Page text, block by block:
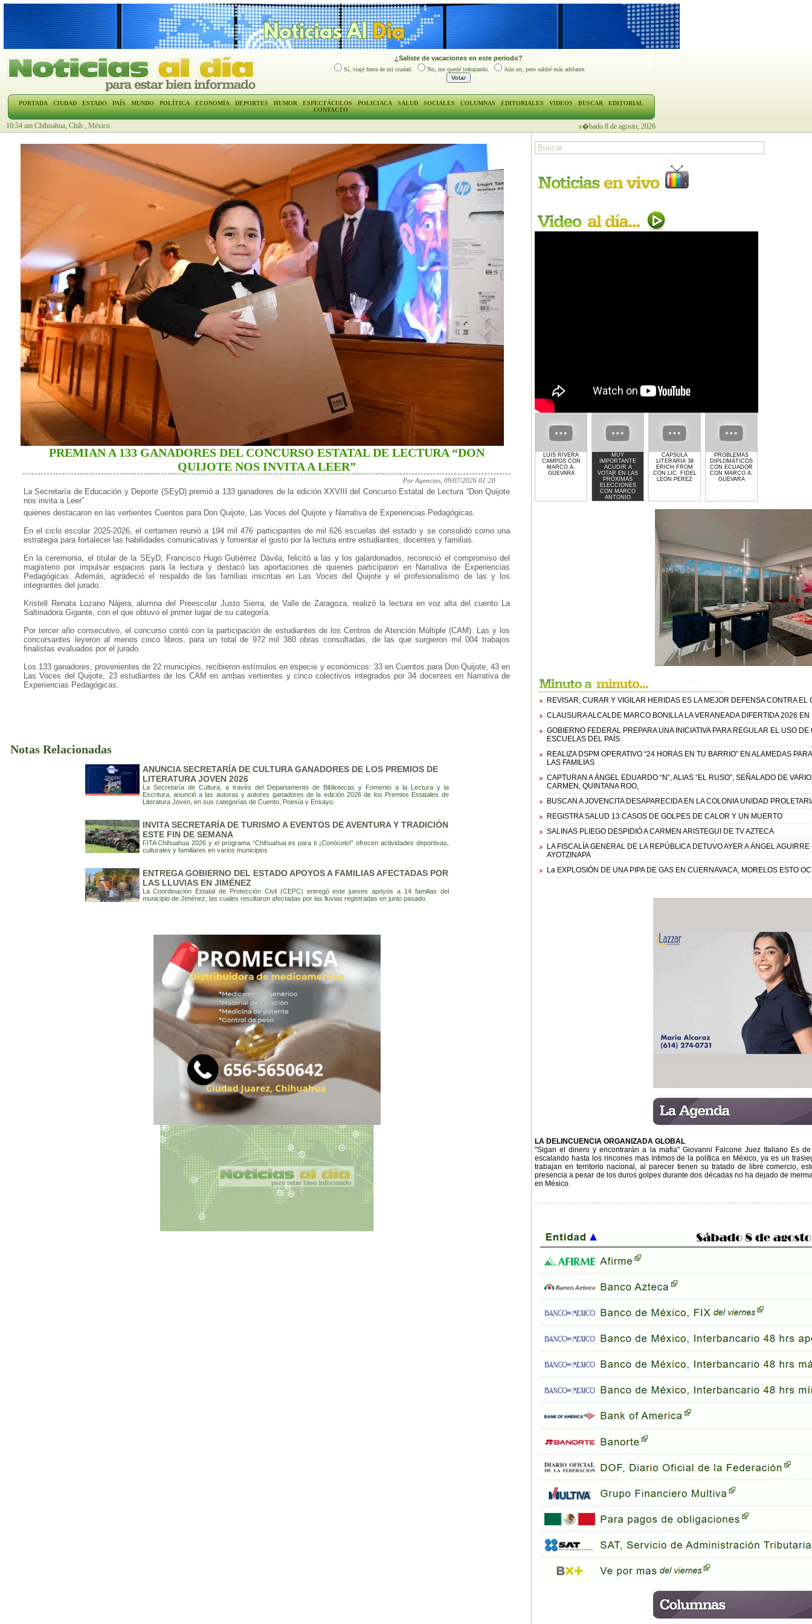
¿Saliste de vacaciones en este periodo?
Sí, viajé fuera de mi ciudad. No, me quedé trabajando. Aún no, pero saldré más adelante.
PORTADA CIUDAD ESTADO PAÍS MUNDO POLÍTICA ECONOMÍA DEPORTES HUMOR ESPECTÁCULOS POLICIACA SALUD SOCIALES COLUMNAS EDITORIALES VIDEOS BUSCAR
EDITORIAL
CONTACTO
10:54 am Chihuahua, Chih., México s�bado 8 de agosto, 2026
PREMIAN A 133 GANADORES DEL CONCURSO ESTATAL DE LECTURA “DON
QUIJOTE NOS INVITA A LEER”
Por Agencias, 09/07/2026 01:20
La Secretaría de Educación y Deporte (SEyD) premió a 133 ganadores de la edición XXVIII del Concurso Estatal de Lectura “Don Quijote
nos invita a Leer”
quienes destacaron en las vertientes Cuentos para Don Quijote, Las Voces del Quijote y Narrativa de Experiencias Pedagógicas.
En el ciclo escolar 2025-2026, el certamen reunió a 194 mil 476 participantes de mil 626 escuelas del estado y se consolidó como una
estrategia para fortalecer las habilidades comunicativas y fomentar el gusto por la lectura entre estudiantes, docentes y familias.
En la ceremonia, el titular de la SEyD, Francisco Hugo Gutiérrez Dávila, felicitó a las y los galardonados, reconoció el compromiso del
magisterio por impulsar espacios para la lectura y destacó las aportaciones de quienes participaron en Narrativa de Experiencias
Pedagógicas. Además, agradeció el respaldo de las familias inscritas en Las Voces del Quijote y el profesionalismo de las y los
integrantes del jurado.
Kristell Renata Lozano Nájera, alumna del Preescolar Justo Sierra, de Valle de Zaragoza, realizó la lectura en voz alta del cuento La
Saltinadora Gigante, con el que obtuvo el primer lugar de su categoría.
Por tercer año consecutivo, el concurso contó con la participación de estudiantes de los Centros de Atención Múltiple (CAM). Las y los
concursantes leyeron al menos cinco libros, para un total de 972 mil 380 obras consultadas, de las que surgieron mil 004 trabajos
finalistas evaluados por el jurado.
Los 133 ganadores, provenientes de 22 municipios, recibieron estímulos en especie y económicos: 33 en Cuentos para Don Quijote, 43 en
Las Voces del Quijote, 23 estudiantes de los CAM en ambas vertientes y cinco colectivos integrados por 34 docentes en Narrativa de
Experiencias Pedagógicas.
Notas Relacionadas
ANUNCIA SECRETARÍA DE CULTURA GANADORES DE LOS PREMIOS DE
LITERATURA JOVEN 2026
La Secretaría de Cultura, a través del Departamento de Bibliotecas y Fomento a la Lectura y la
Escritura, anunció a las autoras y autores ganadores de la edición 2026 de los Premios Estatales de
Literatura Joven, en sus categorías de Cuento, Poesía y Ensayo.
INVITA SECRETARÍA DE TURISMO A EVENTOS DE AVENTURA Y TRADICIÓN
ESTE FIN DE SEMANA
FITA Chihuahua 2026 y el programa “Chihuahua es para ti ¡Conócelo!” ofrecen actividades deportivas,
culturales y familiares en varios municipios
ENTREGA GOBIERNO DEL ESTADO APOYOS A FAMILIAS AFECTADAS POR
LAS LLUVIAS EN JIMÉNEZ
La Coordinación Estatal de Protección Civil (CEPC) entregó este jueves apoyos a 14 familias del
municipio de Jiménez, las cuales resultaron afectadas por las lluvias registradas en junio pasado.
LUIS RIVERA
CAMPOS CON
MARCO A.
GUEVARA
MUY
IMPORTANTE
ACUDIR A
VOTAR EN LAS
PRÓXIMAS
ELECCIONES
CON MARCO
ANTONIO
GUEVARA
CAPSULA
LITERARIA 38
ERICH FROM
CON LIC. FIDEL
LEON PEREZ
PROBLEMAS
DIPLOMÁTICOS
CON ECUADOR
CON MARCO A.
GUEVARA
REVISAR, CURAR Y VIGILAR HERIDAS ES LA MEJOR DEFENSA CONTRA
CLAUSURA ALCALDE MARCO BONILLA LA VERANEADA DIFERTIDA 2026
GOBIERNO FEDERAL PREPARA UNA INICIATIVA PARA REGULAR EL USO
ESCUELAS DEL PAÍS.
REALIZA DSPM OPERATIVO “24 HORAS EN TU BARRIO” EN ALAMEDAS
LAS FAMILIAS
CAPTURAN A ÁNGEL EDUARDO “N”, ALIAS “EL RUSO”, SEÑALADO DE
CARMEN, QUINTANA ROO,
BUSCAN A JOVENCITA DESAPARECIDA EN LA COLONIA UNIDAD
REGISTRA SALUD 13 CASOS DE GOLPES DE CALOR Y UN MUERTO
SALINAS PLIEGO DESPIDIÓ A CARMEN ARISTEGUI DE TV AZTECA
LA FISCALÍA GENERAL DE LA REPÚBLICA DETUVO AYER A ÁNGEL
AYOTZINAPA
La EXPLOSIÓN DE UNA PIPA DE GAS EN CUERNAVACA, MORELOS ESTO
LA DELINCUENCIA ORGANIZADA GLOBAL
"Sigan el dinero y encontrarán a la mafia" Giovanni Falcone Juez Italiano Es
escalando hasta los rincones mas íntimos de la política en México, ya es un
trabajan en territorio nacional, al parecer tienen su tratado de libre comercio,
presencia a pesar de los duros golpes durante dos décadas no ha dejado de
en México.